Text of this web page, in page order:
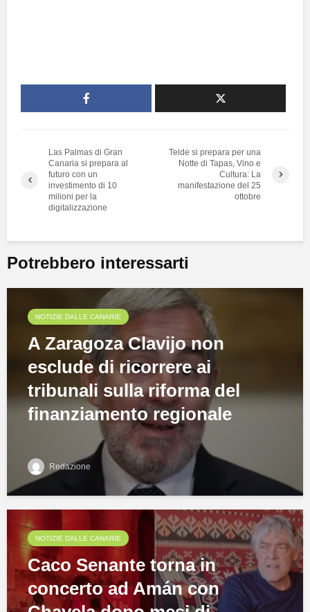
Las Palmas di Gran
Canaria si prepara al
futuro con un
investimento di 10
milioni per la
digitalizzazione
Telde si prepara per una
Notte di Tapas, Vino e
Cultura: La
manifestazione del 25
ottobre
Potrebbero interessarti
NOTIZIE DALLE CANARIE
A Zaragoza Clavijo non
esclude di ricorrere ai
tribunali sulla riforma del
finanziamento regionale
Redazione
NOTIZIE DALLE CANARIE
Caco Senante torna in
concerto ad Amán con